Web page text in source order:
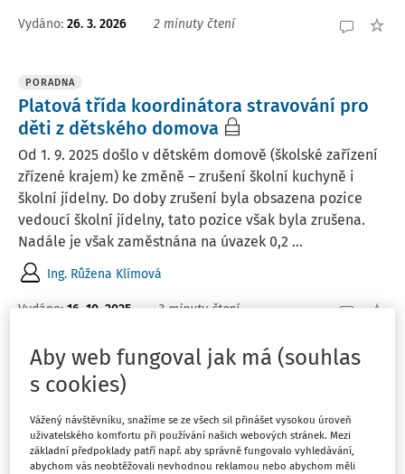
Vydáno: 26. 3. 2026 2 minuty čtení
PORADNA
Platová třída koordinátora stravování pro
děti z dětského domova
Od 1. 9. 2025 došlo v dětském domově (školské zařízení
zřízené krajem) ke změně – zrušení školní kuchyně i
školní jídelny. Do doby zrušení byla obsazena pozice
vedoucí školní jídelny, tato pozice však byla zrušena.
Nadále je však zaměstnána na úvazek 0,2 ...
Ing. Růžena Klímová
Vydáno: 16. 10. 2025 3 minuty čtení
ČLÁNKY
Relativní platy učitelů míří dolů a výhled je
nejistý
Poměr průměrných platů učitelů k průměrným mzdám v
ekonomice, tedy relativní platy učitelů, se v roce 2021
Aby web fungoval jak má (souhlas
s cookies)
Vážený návštěvníku, snažíme se ze všech sil přinášet vysokou úroveň
uživatelského komfortu při používání našich webových stránek. Mezi
základní předpoklady patří např. aby správně fungovalo vyhledávání,
abychom vás neobtěžovali nevhodnou reklamou nebo abychom měli